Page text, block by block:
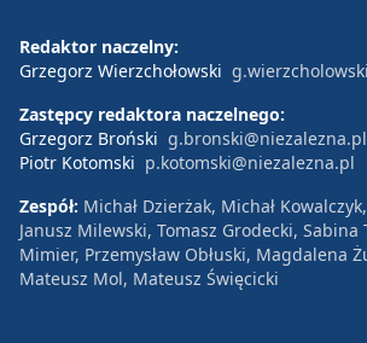
Redaktor naczelny:
Grzegorz Wierzchołowski
Zastępcy redaktora naczelnego:
Grzegorz Broński g.bronski@niezalezna.pl
Piotr Kotomski p.kotomski@niezalezna.pl
Zespół: Michał Dzierżak, Michał
Janusz Milewski, Tomasz Grodecki,
Mimier, Przemysław Obłuski, Magdalena
Mateusz Mol, Mateusz Święcicki